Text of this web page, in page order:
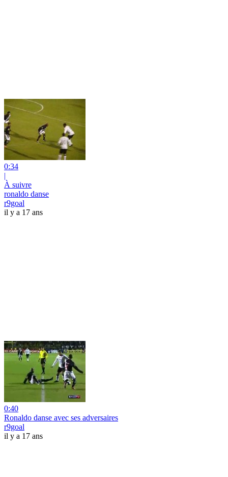
0:34
|
À suivre
ronaldo danse
r9goal
il y a 17 ans
0:40
Ronaldo danse avec ses adversaires
r9goal
il y a 17 ans